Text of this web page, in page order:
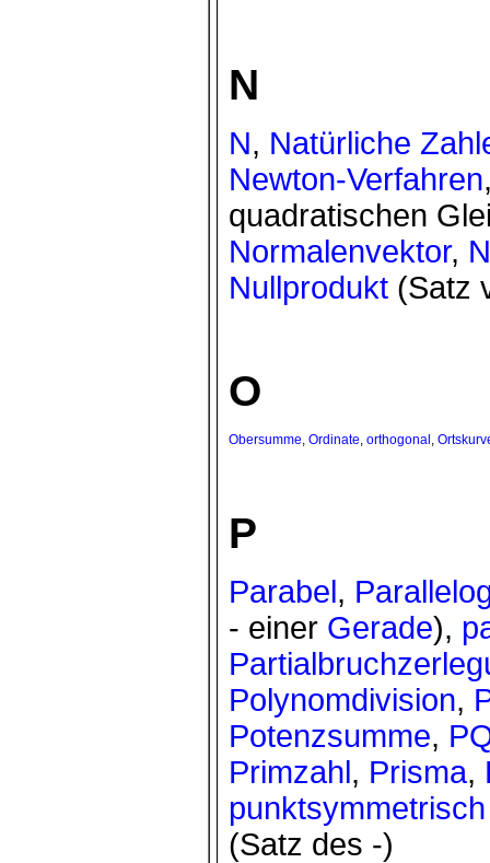
N
N, Natürliche
Newton-Verfahren
quadratischen
Normalenvektor,
Nullprodukt (Satz
O
Obersumme, Ordinate, orthogonal ,
P
Parabel,
- einer Gerade),
Polynomdivision,
Potenzsumme,
Primzahl, Prisma,
punktsymmetrisch
(Satz des -)